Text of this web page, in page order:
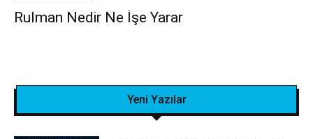
Rulman Nedir Ne İşe Yarar
Yeni Yazılar